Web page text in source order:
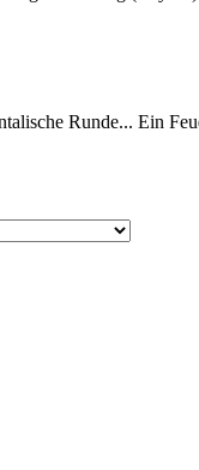
Runde... Ein